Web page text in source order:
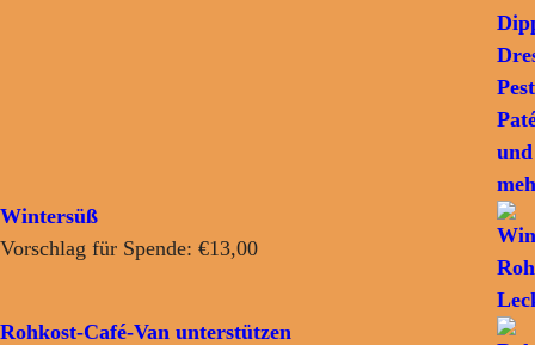
Wintersüß
Vorschlag für Spende: €13,00
Rohkost-Café-Van unterstützen